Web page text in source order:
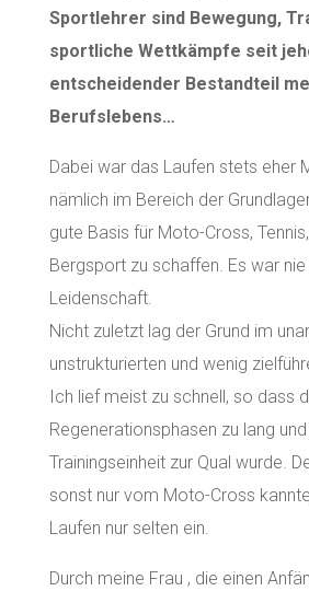
Sportlehrer sind Bewegung,
sportliche Wettkämpfe seit
entscheidender Bestandteil
Berufslebens…
Dabei war das Laufen stets eher
nämlich im Bereich der
gute Basis für Moto-Cross,
Bergsport zu schaffen. Es war
Leidenschaft.
Nicht zuletzt lag der Grund im
unstrukturierten und wenig
Ich lief meist zu schnell, so dass
Regenerationsphasen zu lang
Trainingseinheit zur Qual wurde.
sonst nur vom Moto-Cross
Laufen nur selten ein.
Durch meine Frau , die einen